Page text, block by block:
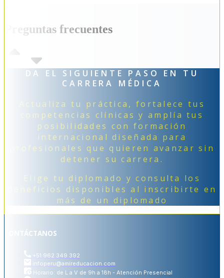
Preguntas frecuentes
DA EL SIGUIENTE PASO EN TU
CARRERA MÉDICA
Actualiza tu práctica, fortalece tus
competencias clínicas y amplía tus
posibilidades con formación
internacional diseñada para
profesionales que quieren avanzar sin
detener su carrera.
Elige tu diplomado y consulta los
beneficios disponibles al inscribirte en
más de un diplomado
CONTÁCTANOS
+51 962 349 392
infoperu@amireducacion.com
Horario: de L a V de 9h a 18h - Atención Presencial